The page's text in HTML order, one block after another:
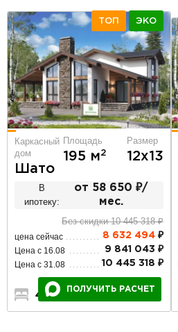
ТОП ЭКО
Каркасный
дом
Шато
Площадь
195 м2
Размер
12х13
В
ипотеку:
от 58 650 ₽/
мес.
Без скидки 10 445 318 ₽
цена сейчас 8 632 494 ₽
Цена с 16.08 9 841 043 ₽
Цена с 31.08 10 445 318 ₽
4
ПОЛУЧИТЬ РАСЧЕТ